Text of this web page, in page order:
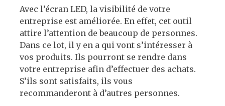
Avec l’écran LED, la visibilité de votre
entreprise est améliorée. En effet, cet outil
attire l’attention de beaucoup de personnes.
Dans ce lot, il y en a qui vont s’intéresser à
vos produits. Ils pourront se rendre dans
votre entreprise afin d’effectuer des achats.
S’ils sont satisfaits, ils vous
recommanderont à d’autres personnes.